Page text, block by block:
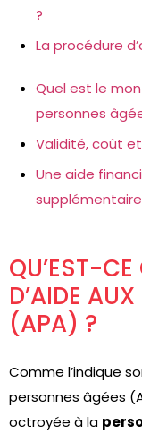
?
La procédure
Quel est le
personnes
Validité, coût
Une aide
QU’EST-CE
D’AIDE
(APA) ?
Comme l’indique
personnes âgées
octroyée à la